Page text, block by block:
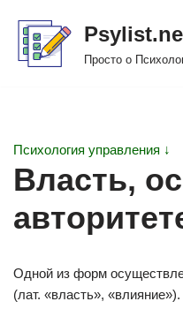
Перейти
Просто о
Психология управления ↓
Власть,
Одной из форм
(лат. «власть», «влияние»).